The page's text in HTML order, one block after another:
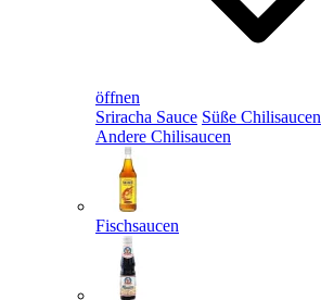
öffnen
Sriracha Sauce Süße Chilisaucen
Andere Chilisaucen
Fischsaucen